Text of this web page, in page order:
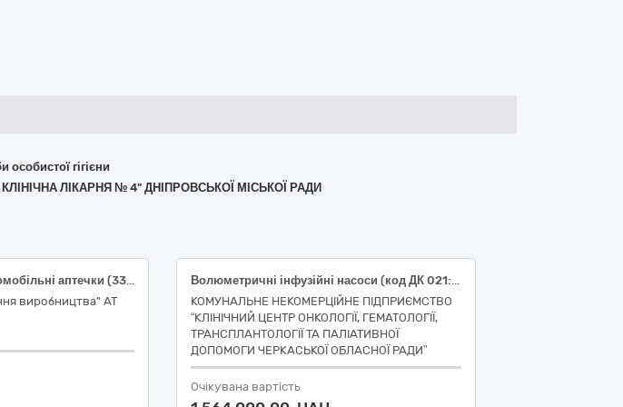
гігієни
ЛІКАРНЯ № 4" ДНІПРОВСЬКОЇ МІСЬКОЇ РАДИ
ЦЗВ-26Т_110_ЕК: Автомобільні аптечки (33190000-8 Медичне обладнання та вироби медичного призначення різні)
виробництва" АТ
Волюметричні інфузійні насоси (код ДК 021:2015: 33190000-8 - Медичне обладнання та вироби медичного призначення різні (33194110-0), код НК 024:2023: 61514 Помпа інфузійна загального призначення з живленням від батареї, код НК 031:2024: Z12030301 ІНФУЗІЙНІ НАСОСИ)
КОМУНАЛЬНЕ НЕКОМЕРЦІЙНЕ ПІДПРИЄМСТВО
“КЛІНІЧНИЙ ЦЕНТР ОНКОЛОГІЇ, ГЕМАТОЛОГІЇ,
ТРАНСПЛАНТОЛОГІЇ ТА ПАЛІАТИВНОЇ
ДОПОМОГИ ЧЕРКАСЬКОЇ ОБЛАСНОЇ РАДИ”
Очікувана вартість